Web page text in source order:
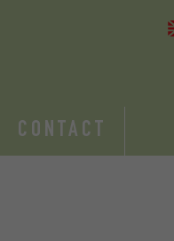
CONTACT